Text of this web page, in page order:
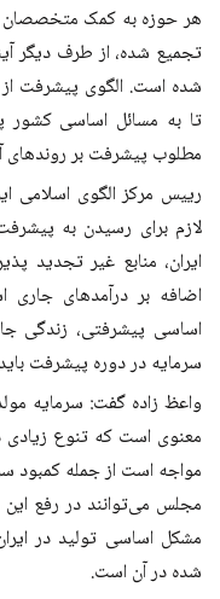
هر حوزه به کمک متخصصان
تجمیع شده، از طرف دیگر
شده است. الگوی پیشرفت از
تا به مسائل اساسی کشور
مطلوب پیشرفت بر روندهای
رییس مرکز الگوی اسلامی
لازم برای رسیدن به
ایران، منابع غیر تجدید
اضافه بر درآمدهای جاری
اساسی پیشرفتی، زندگی
سرمایه در دوره پیشرفت
واعظ‌ زاده گفت: سرمایه
معنوی است که تنوع زیادی
مواجه است از جمله کمبود
مجلس می‌توانند در رفع
مشکل اساسی تولید در
شده در آن است.